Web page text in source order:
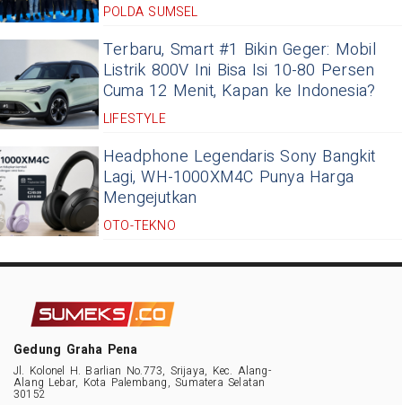
POLDA SUMSEL
Terbaru, Smart #1 Bikin Geger: Mobil
Listrik 800V Ini Bisa Isi 10-80 Persen
Cuma 12 Menit, Kapan ke Indonesia?
LIFESTYLE
Headphone Legendaris Sony Bangkit
Lagi, WH-1000XM4C Punya Harga
Mengejutkan
OTO-TEKNO
Gedung Graha Pena
Jl. Kolonel H. Barlian No.773, Srijaya, Kec. Alang-
Alang Lebar, Kota Palembang, Sumatera Selatan
30152